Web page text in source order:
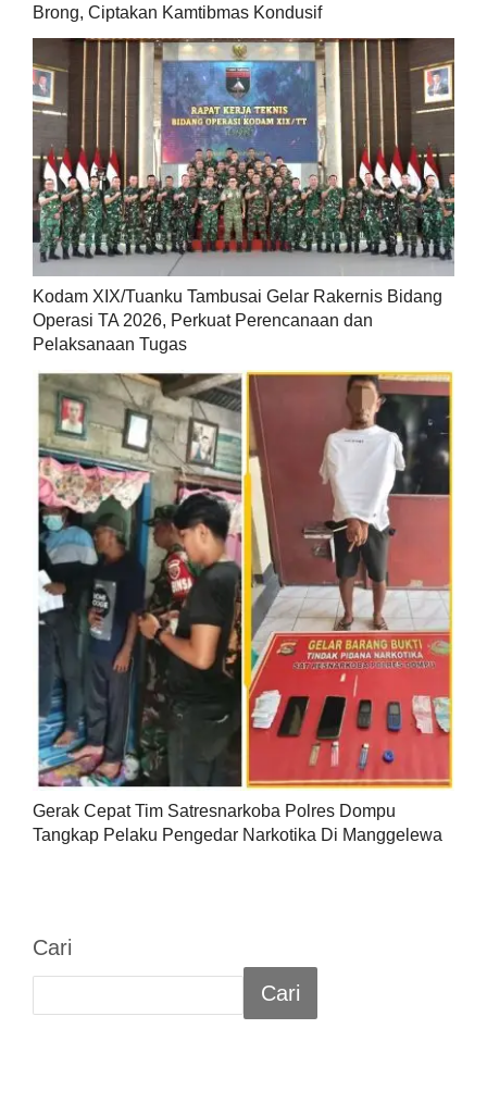
Brong, Ciptakan Kamtibmas Kondusif
Kodam XIX/Tuanku Tambusai Gelar Rakernis Bidang
Operasi TA 2026, Perkuat Perencanaan dan
Pelaksanaan Tugas
Gerak Cepat Tim Satresnarkoba Polres Dompu
Tangkap Pelaku Pengedar Narkotika Di Manggelewa
Cari
Cari